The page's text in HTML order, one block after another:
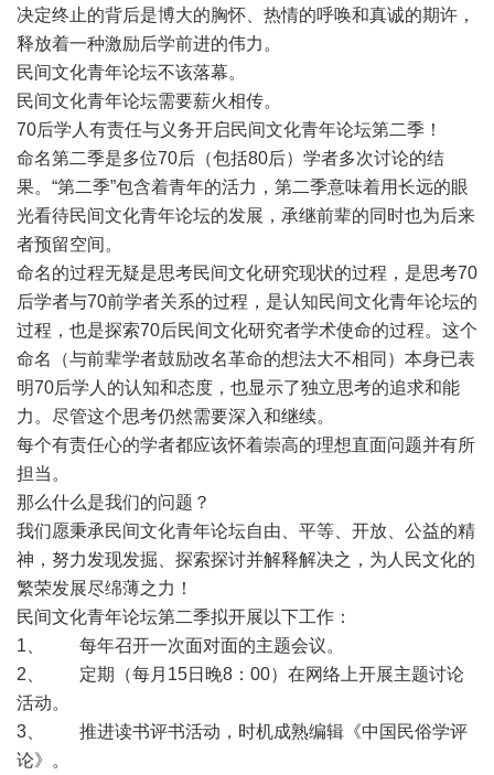
决定终止的背后是博大的胸怀、热情的呼唤和真诚的期许，
释放着一种激励后学前进的伟力。
民间文化青年论坛不该落幕。
民间文化青年论坛需要薪火相传。
70后学人有责任与义务开启民间文化青年论坛第二季！
命名第二季是多位70后（包括80后）学者多次讨论的结
果。“第二季”包含着青年的活力，第二季意味着用长远的眼
光看待民间文化青年论坛的发展，承继前辈的同时也为后来
者预留空间。
命名的过程无疑是思考民间文化研究现状的过程，是思考70
后学者与70前学者关系的过程，是认知民间文化青年论坛的
过程，也是探索70后民间文化研究者学术使命的过程。这个
命名（与前辈学者鼓励改名革命的想法大不相同）本身已表
明70后学人的认知和态度，也显示了独立思考的追求和能
力。尽管这个思考仍然需要深入和继续。
每个有责任心的学者都应该怀着崇高的理想直面问题并有所
担当。
那么什么是我们的问题？
我们愿秉承民间文化青年论坛自由、平等、开放、公益的精
神，努力发现发掘、探索探讨并解释解决之，为人民文化的
繁荣发展尽绵薄之力！
民间文化青年论坛第二季拟开展以下工作：
1、 每年召开一次面对面的主题会议。
2、 定期（每月15日晚8：00）在网络上开展主题讨论
活动。
3、 推进读书评书活动，时机成熟编辑《中国民俗学评
论》。